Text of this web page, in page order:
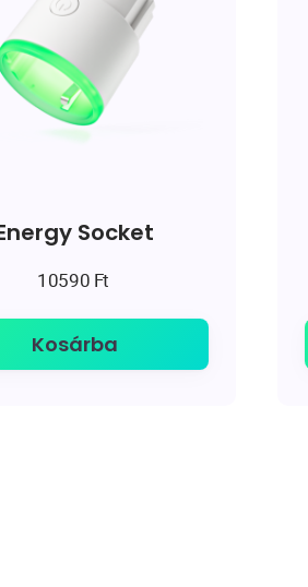
Socket
10590 Ft
Kosárba